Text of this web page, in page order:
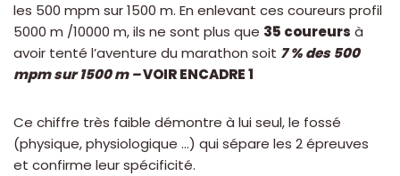
les 500 mpm sur 1500 m. En enlevant ces coureurs profil
5000 m /10000 m, ils ne sont plus que 35 coureurs à
avoir tenté l’aventure du marathon soit 7 % des 500
mpm sur 1500 m –VOIR ENCADRE 1
Ce chiffre très faible démontre à lui seul, le fossé
(physique, physiologique …) qui sépare les 2 épreuves
et confirme leur spécificité.